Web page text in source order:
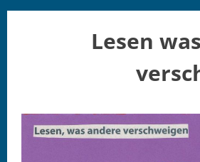
Lesen